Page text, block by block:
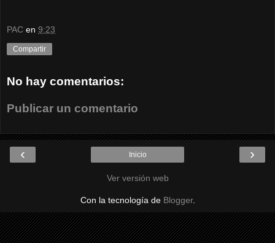
PAC en 9:23
Compartir
No hay comentarios:
Publicar un comentario
‹ ›
Inicio
Ver versión web
Con la tecnología de Blogger.